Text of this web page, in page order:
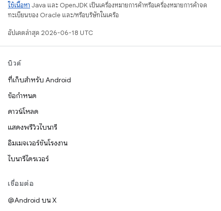
ใช้เนื้อหา Java และ OpenJDK เป็นเครื่องหมายการค้าหรือเครื่องหมายการค้าจด
ทะเบียนของ Oracle และ/หรือบริษัทในเครือ
อัปเดตล่าสุด 2026-06-18 UTC
บิวด์
ที่เก็บสำหรับ Android
ข้อกำหนด
ดาวน์โหลด
แสดงพรีวิวไบนารี
อิมเมจเวอร์ชันโรงงาน
ไบนารีไดรเวอร์
เชื่อมต่อ
@Android บน X